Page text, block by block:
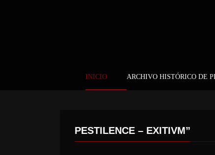
INICIO ARCHIVO HISTÓRICO DE
PESTILENCE – EXITIVM”